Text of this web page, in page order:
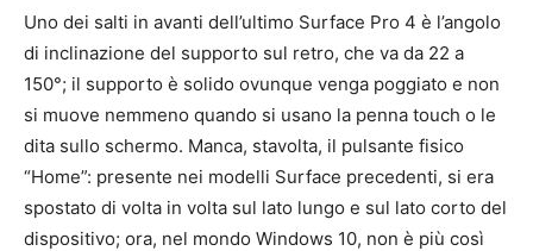
Uno dei salti in avanti dell’ultimo Surface Pro 4 è l’angolo
di inclinazione del supporto sul retro, che va da 22 a
150°; il supporto è solido ovunque venga poggiato e non
si muove nemmeno quando si usano la penna touch o le
dita sullo schermo. Manca, stavolta, il pulsante fisico
“Home”: presente nei modelli Surface precedenti, si era
spostato di volta in volta sul lato lungo e sul lato corto del
dispositivo; ora, nel mondo Windows 10, non è più così